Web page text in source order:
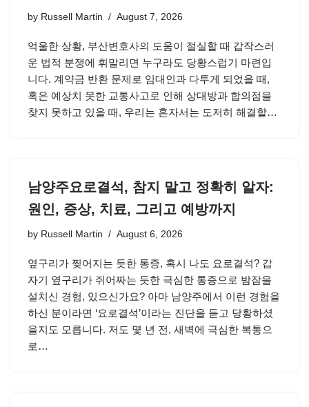
by Russell Martin August 7, 2026
억울한 상황, 부산변호사의 도움이 절실할 때 갑작스러
운 법적 분쟁에 휘말리면 누구라도 당황스럽기 마련입
니다. 계약금 반환 문제로 임대인과 다투게 되었을 때,
혹은 예상치 못한 교통사고로 인해 상대방과 합의점을
찾지 못하고 있을 때, 우리는 혼자서는 도저히 해결할…
남양주요로결석, 참지 말고 정확히 알자:
원인, 증상, 치료, 그리고 예방까지
by Russell Martin August 6, 2026
옆구리가 찢어지는 듯한 통증, 혹시 나도 요로결석? 갑
자기 옆구리가 쥐어짜는 듯한 극심한 통증으로 밤잠을
설치신 경험, 있으신가요? 아마 남양주에서 이런 경험을
하신 분이라면 ‘요로결석’이라는 진단을 듣고 당황하셨
을지도 모릅니다. 저도 몇 년 전, 새벽에 극심한 복통으
로…